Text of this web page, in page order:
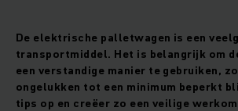
De elektrische palletwagen is een
transportmiddel. Het is belangrijk om
een verstandige manier te gebruiken,
ongelukken tot een minimum beperkt
tips op en creëer zo een veilige